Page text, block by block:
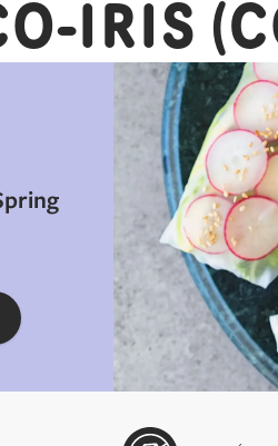
ÍRIS